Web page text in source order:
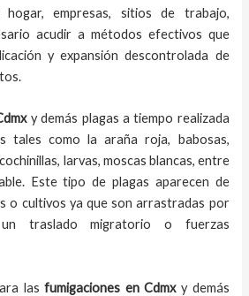
hogar, empresas, sitios de trabajo,
acudir a métodos efectivos que
y expansión descontrolada de
y demás plagas atiempo realizada
tales como la araña roja, babosas,
larvas, moscas blancas, entre
Este tipo de plagas aparecen de
o cultivos ya que son arrastradas por
traslado migratorio o fuerzas
las fumigaciones en Cdmxy demás